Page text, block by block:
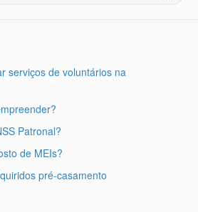
serviços de voluntários na
Patronal?
de MEIs?
pré-casamento